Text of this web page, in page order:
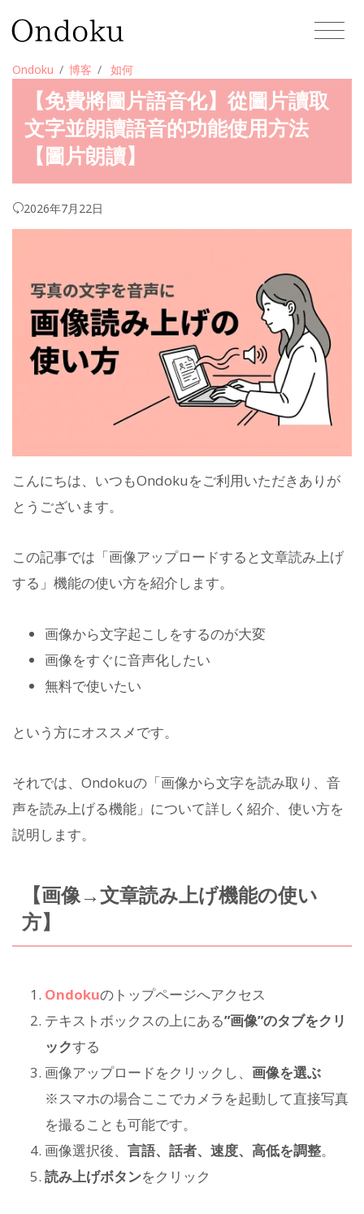
Ondoku 博客 如何
【免費將圖片語音化】從圖片讀取
文字並朗讀語音的功能使用方法
【圖片朗讀】
2026年7月22日
こんにちは、いつもOndokuをご利用いただきありが
とうございます。
この記事では「画像アップロードすると文章読み上げ
する」機能の使い方を紹介します。
画像から文字起こしをするのが大変
画像をすぐに音声化したい
無料で使いたい
という方にオススメです。
それでは、Ondokuの「画像から文字を読み取り、音
声を読み上げる機能」について詳しく紹介、使い方を
説明します。
【画像→文章読み上げ機能の使い
方】
Ondokuのトップページへアクセス
テキストボックスの上にある”画像”のタブをクリ
ックする
画像アップロードをクリックし、 画像を選ぶ
※スマホの場合ここでカメラを起動して直接写真
を撮ることも可能です。
画像選択後、 言語、話者、速度、高低を調整。
読み上げボタンをクリック